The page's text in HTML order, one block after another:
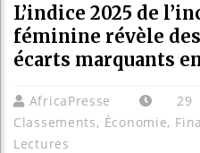
L’indice 2025 de
féminine révèle
écarts marquants
AfricaPresse 29
Classements, Économie,
Lectures